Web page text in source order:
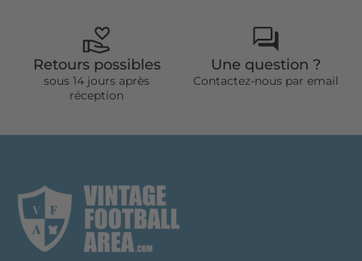
Retours possibles
sous 14 jours après
réception
Une question ?
Contactez-nous par email